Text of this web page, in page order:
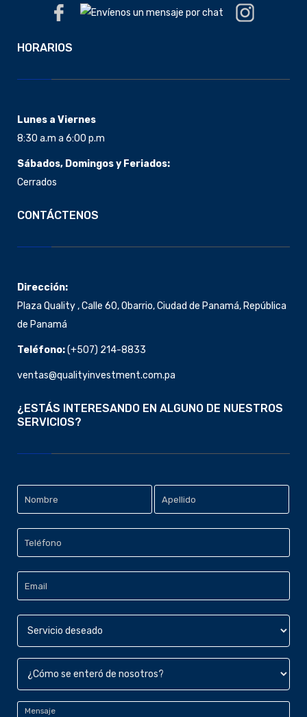
HORARIOS
Lunes a Viernes
8:30 a.m a 6:00 p.m
Sábados, Domingos y Feriados:
Cerrados
CONTÁCTENOS
Dirección:
Plaza Quality , Calle 60, Obarrio, Ciudad de Panamá, República
de Panamá
Teléfono:(+507) 214-8833
ventas@qualityinvestment.com.pa
¿ESTÁS INTERESANDO EN ALGUNO DE NUESTROS
SERVICIOS?
Personales*
Apellido
Teléfono
deseado
se
enteró
Mensaje